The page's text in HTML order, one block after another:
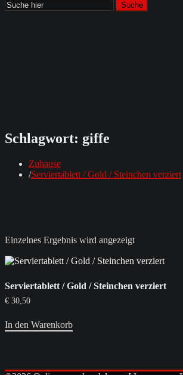
Suche
Schlagwort: giffe
Zuhause
Serviertablett / Gold / Steinchen verziert
Einzelnes Ergebnis wird angezeigt
Serviertablett / Gold / Steinchen verziert
€ 30,50
In den Warenkorb